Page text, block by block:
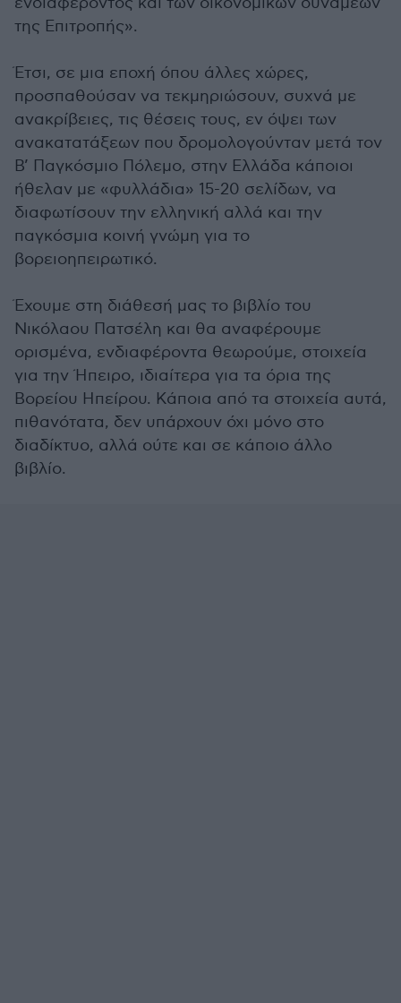
της Επιτροπής».
Έτσι, σε μια εποχή όπου άλλες χώρες,
προσπαθούσαν να τεκμηριώσουν, συχνά με
ανακρίβειες, τις θέσεις τους, εν όψει των
ανακατατάξεων που δρομολογούνταν μετά τον
Β’ Παγκόσμιο Πόλεμο, στην Ελλάδα κάποιοι
ήθελαν με «φυλλάδια» 15-20 σελίδων, να
διαφωτίσουν την ελληνική αλλά και την
παγκόσμια κοινή γνώμη για το
βορειοηπειρωτικό.
Έχουμε στη διάθεσή μας το βιβλίο του
Νικόλαου Πατσέλη και θα αναφέρουμε
ορισμένα, ενδιαφέροντα θεωρούμε, στοιχεία
για την Ήπειρο, ιδιαίτερα για τα όρια της
Βορείου Ηπείρου. Κάποια από τα στοιχεία αυτά,
πιθανότατα, δεν υπάρχουν όχι μόνο στο
διαδίκτυο, αλλά ούτε και σε κάποιο άλλο
βιβλίο.